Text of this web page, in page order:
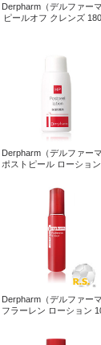
Derpharm（デルファーマ
ピールオフ クレンズ
Derpharm（デルファーマ
ポストピール ローション
Derpharm（デルファーマ
フラーレン ローション